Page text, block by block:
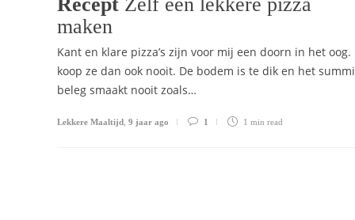
Recept Zelf een lekkere pizza
maken
Kant en klare pizza’s zijn voor mij een doorn in het oog.
koop ze dan ook nooit. De bodem is te dik en het
beleg smaakt nooit zoals…
Lekkere Maaltijd 9 jaar ago 1 1 min read